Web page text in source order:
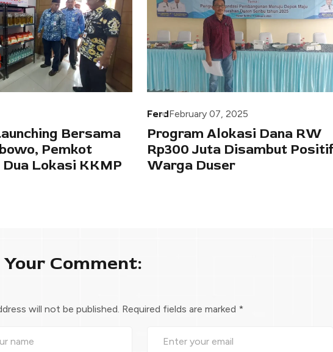
Bersama
Pemkot
Lokasi KKMP
FerdFebruary 07, 2025
Program Alokasi Dana RW
Rp300 Juta Disambut
Warga Duser
Comment:
will not be published. Required fields are marked *